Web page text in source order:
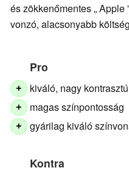
és zökkenőmentes „
vonzó, alacsonyabb
Pro
+ kiváló, nagy
+ magas színpontosság
+ gyárilag kiváló
Kontra